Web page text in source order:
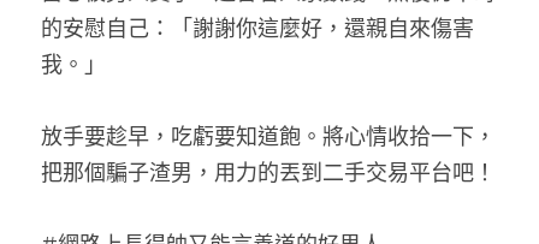
的安慰自己：「謝謝你這麼好，還親自來傷害
我。」
放手要趁早，吃虧要知道飽。將心情收拾一下，
把那個騙子渣男，用力的丟到二手交易平台吧！